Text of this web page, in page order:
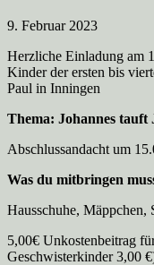
9. Februar 2023
Herzliche Einladung am
Kinder der ersten bis
Paul in Inningen
Thema: Johannes tauft
Abschlussandacht um
Was du mitbringen
Hausschuhe, Mäppchen,
5,00€ Unkostenbeitrag
Geschwisterkinder 3,00